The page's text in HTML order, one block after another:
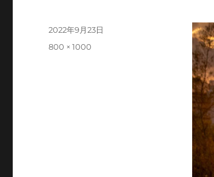
投
2022年9月23日
フ
800 × 1000